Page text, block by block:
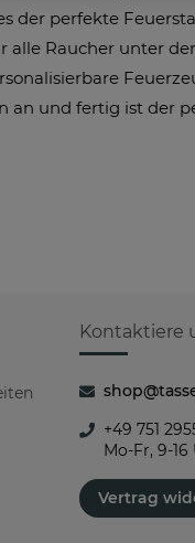
der perfekte
alle Raucher unter
an und fertig ist der
Kontaktiere
+49 751
Mo-Fr, 9-16
Vertrag